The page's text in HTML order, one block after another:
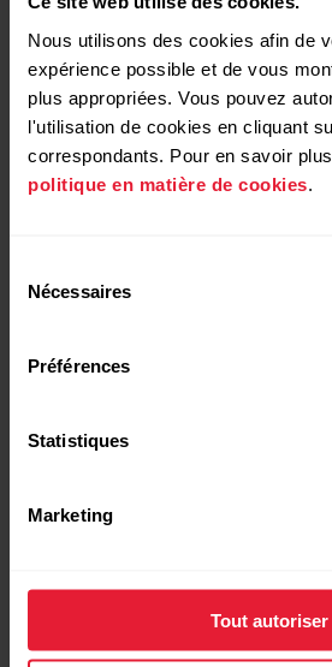
Nous utilisons des cookies afin de
expérience possible et de vous
plus appropriées. Vous pouvez
l'utilisation de cookies en cliquant
correspondants. Pour en savoir
politique en matière de cookies
Nécessaires
Préférences
Statistiques
Marketing
Tout autoriser